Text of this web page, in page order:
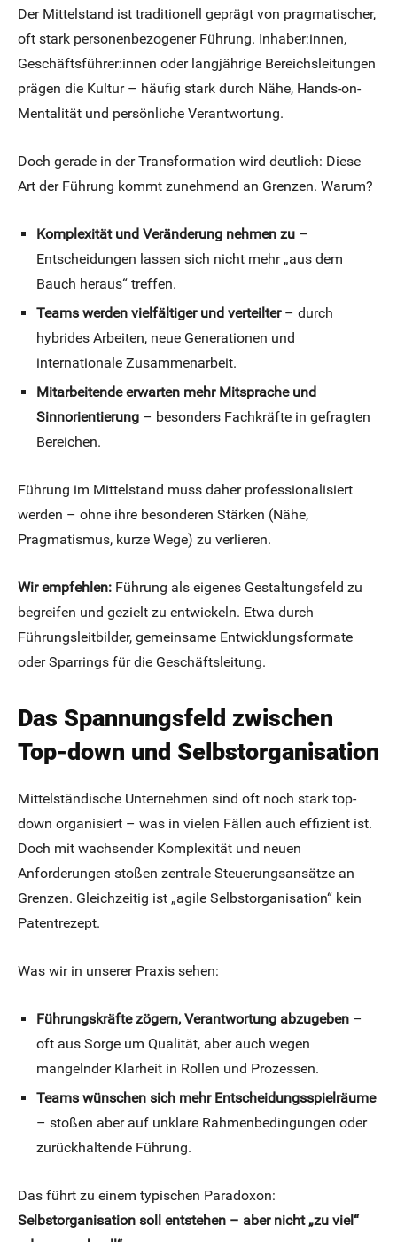
Der Mittelstand ist traditionell geprägt von pragmatischer,
oft stark personenbezogener Führung. Inhaber:innen,
Geschäftsführer:innen oder langjährige Bereichsleitungen
prägen die Kultur – häufig stark durch Nähe, Hands-on-
Mentalität und persönliche Verantwortung.
Doch gerade in der Transformation wird deutlich: Diese
Art der Führung kommt zunehmend an Grenzen. Warum?
Komplexität und Veränderung nehmen zu –
Entscheidungen lassen sich nicht mehr „aus dem
Bauch heraus“ treffen.
Teams werden vielfältiger und verteilter– durch
hybrides Arbeiten, neue Generationen und
internationale Zusammenarbeit.
Mitarbeitende erwarten mehr Mitsprache und
Sinnorientierung – besonders Fachkräfte in gefragten
Bereichen.
Führung im Mittelstand muss daher professionalisiert
werden – ohne ihre besonderen Stärken (Nähe,
Pragmatismus, kurze Wege) zu verlieren.
Wir empfehlen: Führung als eigenes Gestaltungsfeld zu
begreifen und gezielt zu entwickeln. Etwa durch
Führungsleitbilder, gemeinsame Entwicklungsformate
oder Sparrings für die Geschäftsleitung.
Das Spannungsfeld zwischen
Top-down und Selbstorganisation
Mittelständische Unternehmen sind oft noch stark top-
down organisiert – was in vielen Fällen auch effizient ist.
Doch mit wachsender Komplexität und neuen
Anforderungen stoßen zentrale Steuerungsansätze an
Grenzen. Gleichzeitig ist „agile Selbstorganisation“ kein
Patentrezept.
Was wir in unserer Praxis sehen:
Führungskräfte zögern, Verantwortung abzugeben –
oft aus Sorge um Qualität, aber auch wegen
mangelnder Klarheit in Rollen und Prozessen.
Teams wünschen sich mehr Entscheidungsspielräume
– stoßen aber auf unklare Rahmenbedingungen oder
zurückhaltende Führung.
Das führt zu einem typischen Paradoxon:
Selbstorganisation soll entstehen – aber nicht „zu viel“